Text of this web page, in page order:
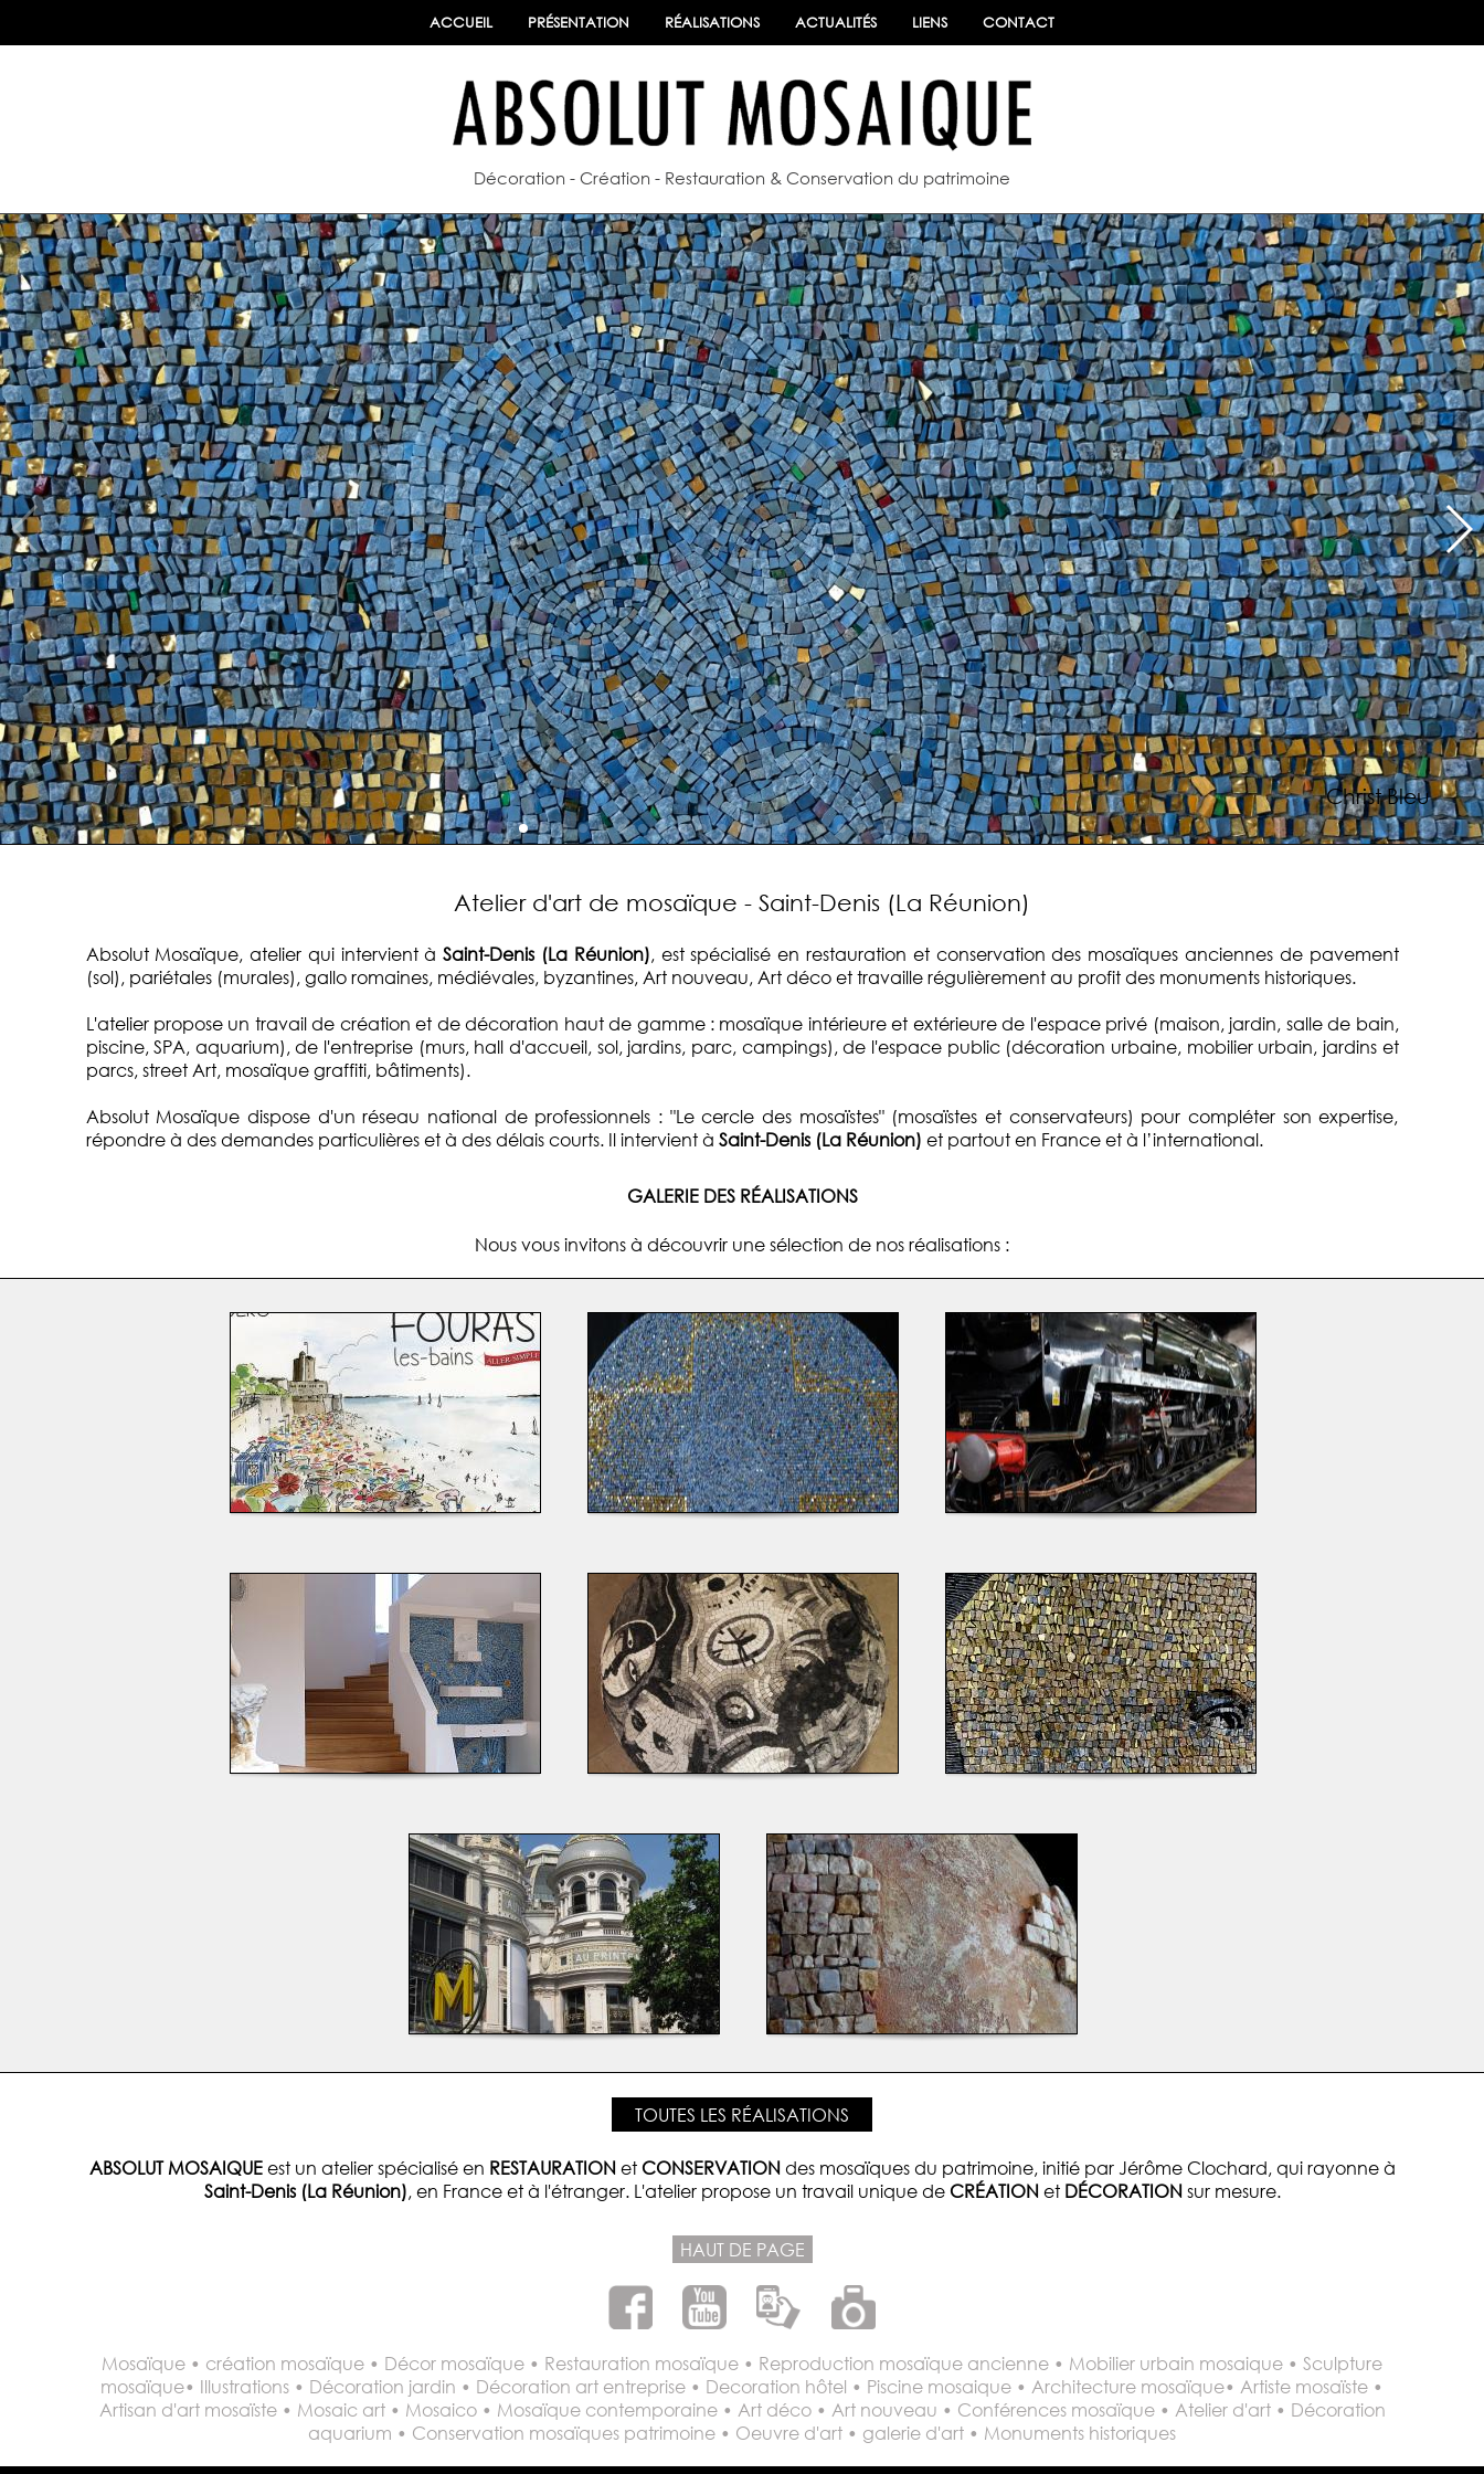
ACCUEIL PRÉSENTATION RÉALISATIONS ACTUALITÉS LIENS CONTACT
Décoration - Création - Restauration & Conservation du patrimoine
Christ Bleu
Atelier d'art de mosaïque - Saint-Denis (La Réunion)
Absolut Mosaïque, atelier qui intervient à Saint-Denis (La Réunion), est spécialisé en restauration et conservation des mosaïques anciennes de pavement
(sol), pariétales (murales), gallo romaines, médiévales, byzantines, Art nouveau, Art déco et travaille régulièrement au profit des monuments historiques.
L'atelier propose un travail de création et de décoration haut de gamme : mosaïque intérieure et extérieure de l'espace privé (maison, jardin, salle de bain,
piscine, SPA, aquarium), de l'entreprise (murs, hall d'accueil, sol, jardins, parc, campings), de l'espace public (décoration urbaine, mobilier urbain, jardins et
parcs, street Art, mosaïque graffiti, bâtiments).
Absolut Mosaïque dispose d'un réseau national de professionnels : "Le cercle des mosaïstes" (mosaïstes et conservateurs) pour compléter son expertise,
répondre à des demandes particulières et à des délais courts. Il intervient à Saint-Denis (La Réunion) et partout en France et à l’international.
GALERIE DES RÉALISATIONS
Nous vous invitons à découvrir une sélection de nos réalisations :
TOUTES LES RÉALISATIONS
ABSOLUT MOSAIQUEest un atelier spécialisé en RESTAURATIONetCONSERVATIONdes mosaïques du patrimoine, initié par Jérôme Clochard, qui rayonne à
Saint-Denis (La Réunion), en France et à l'étranger. L'atelier propose un travail unique deCRÉATIONet DÉCORATIONsur mesure.
HAUT DE PAGE
Mosaïque • création mosaïque • Décor mosaïque • Restauration mosaïque • Reproduction mosaïque ancienne • Mobilier urbain mosaique • Sculpture
mosaïque• Illustrations • Décoration jardin • Décoration art entreprise • Decoration hôtel • Piscine mosaique • Architecture mosaïque• Artiste mosaïste •
Artisan d'art mosaïste • Mosaic art • Mosaico • Mosaïque contemporaine • Art déco • Art nouveau • Conférences mosaïque • Atelier d'art • Décoration
aquarium • Conservation mosaïques patrimoine • Oeuvre d'art • galerie d'art • Monuments historiques